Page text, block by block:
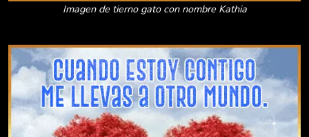
Imagen de tierno gato con nombre Kathia